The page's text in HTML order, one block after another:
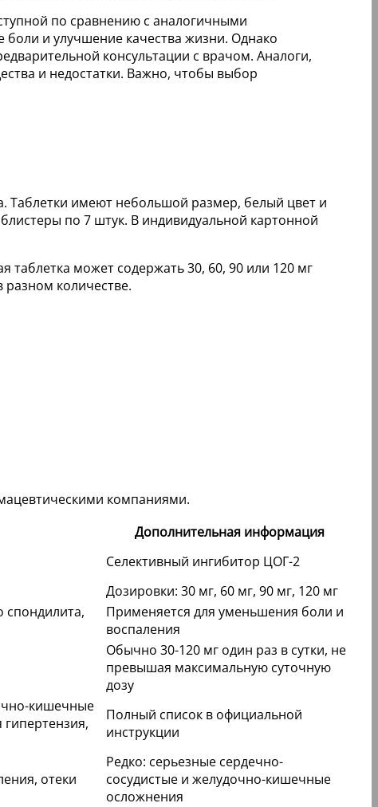
по сравнению с аналогичными
и улучшение качества жизни. Однако
консультации с врачом. Аналоги,
и недостатки. Важно, чтобы выбор
Таблетки имеют небольшой размер, белый цвет и
по 7 штук. В индивидуальной картонной
таблетка может содержать 30, 60, 90 или 120 мг
разном количестве.
компаниями.
Дополнительная информация
Селективный ингибитор ЦОГ-2
Дозировки: 30 мг, 60 мг, 90 мг, 120 мг
спондилита,
Применяется для уменьшения боли и
воспаления
Обычно 30-120 мг один раз в сутки, не
превышая максимальную суточную
дозу
кишечные
Полный список в официальной
инструкции
отеки
Редко: серьезные сердечно-
сосудистые и желудочно-кишечные
осложнения